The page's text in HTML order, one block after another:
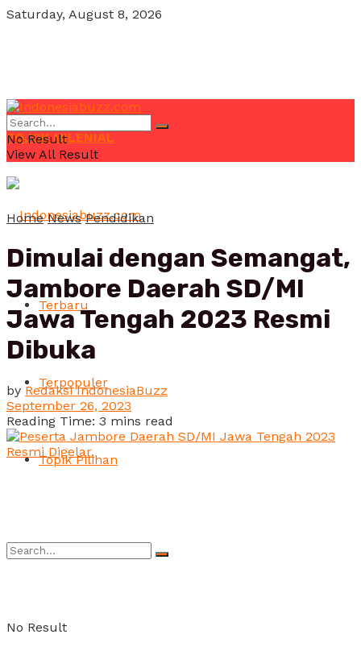
Saturday, August 8, 2026
POJOK MILENIAL
Terbaru
Terpopuler
Topik Pilihan
No Result
No Result
View All Result
Home News Pendidikan
Dimulai dengan Semangat,
Jambore Daerah SD/MI
Jawa Tengah 2023 Resmi
Dibuka
by Redaksi IndonesiaBuzz
September 26, 2023
Reading Time: 3 mins read